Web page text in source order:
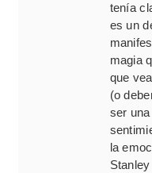
tenía
es un
magia
que
(o
ser
la